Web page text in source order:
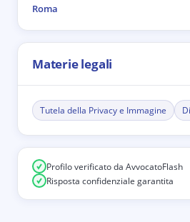
Roma
Materie legali
Tutela della Privacy e Immagine
Profilo verificato da AvvocatoFlash
Risposta confidenziale garantita